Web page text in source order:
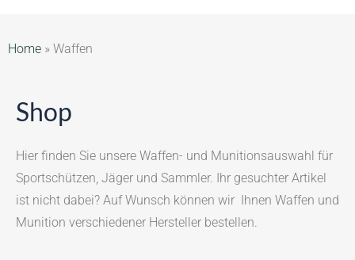
Home » Waffen
Shop
Hier finden Sie unsere Waffen- und Munitionsauswahl für
Sportschützen, Jäger und Sammler. Ihr gesuchter Artikel
ist nicht dabei? Auf Wunsch können wir Ihnen Waffen und
Munition verschiedener Hersteller bestellen.